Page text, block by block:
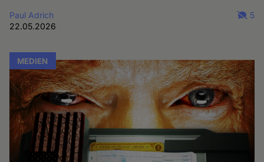
Paul Adrich
22.05.2026
5
MEDIEN